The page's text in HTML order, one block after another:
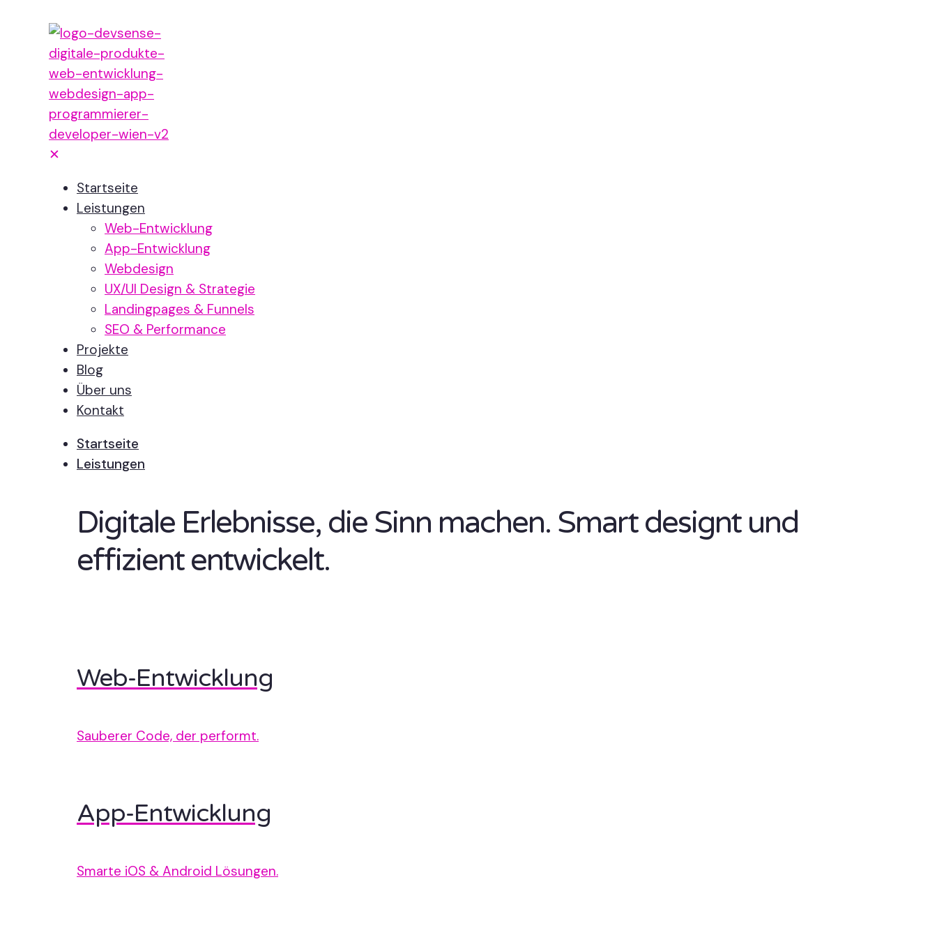
✕
Startseite
Leistungen
Web-Entwicklung
App-Entwicklung
Webdesign
UX/UI Design & Strategie
Landingpages & Funnels
SEO & Performance
Projekte
Blog
Über uns
Kontakt
Startseite
Leistungen
Digitale Erlebnisse, die Sinn machen. Smart designt und
effizient entwickelt.
Web-Entwicklung
Sauberer Code, der performt.
App-Entwicklung
Smarte iOS & Android Lösungen.